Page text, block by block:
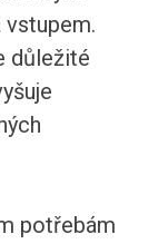
důležité
potřebám